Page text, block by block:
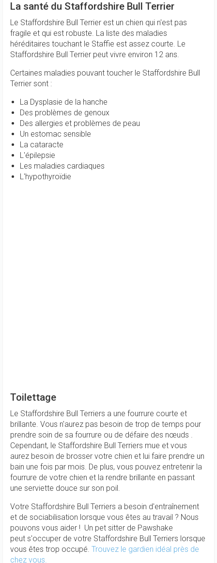
La santé du Staffordshire Bull Terrier
Le Staffordshire Bull Terrier est un chien qui n'est pas
fragile et qui est robuste. La liste des maladies
héréditaires touchant le Staffie est assez courte. Le
Staffordshire Bull Terrier peut vivre environ 12 ans.
Certaines maladies pouvant toucher le Staffordshire Bull
Terrier sont :
La Dysplasie de la hanche
Des problèmes de genoux
Des allergies et problèmes de peau
Un estomac sensible
La cataracte
L'épilepsie
Les maladies cardiaques
L'hypothyroïdie
Toilettage
Le Staffordshire Bull Terriers a une fourrure courte et
brillante. Vous n'aurez pas besoin de trop de temps pour
prendre soin de sa fourrure ou de défaire des nœuds .
Cependant, le Staffordshire Bull Terriers mue et vous
aurez besoin de brosser votre chien et lui faire prendre un
bain une fois par mois. De plus, vous pouvez entretenir la
fourrure de votre chien et la rendre brillante en passant
une serviette douce sur son poil.
Votre Staffordshire Bull Terriers a besoin d'entraînement
et de sociabilisation lorsque vous êtes au travail ? Nous
pouvons vous aider ! Un pet sitter de Pawshake
peut s'occuper de votre Staffordshire Bull Terriers lorsque
vous êtes trop occupé. Trouvez le gardien idéal près de
chez vous.